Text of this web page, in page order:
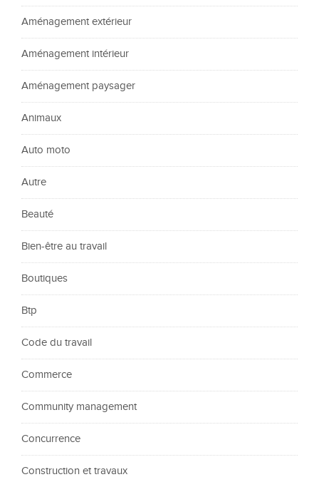
Aménagement extérieur
Aménagement intérieur
Aménagement paysager
Animaux
Auto moto
Autre
Beauté
Bien-être au travail
Boutiques
Btp
Code du travail
Commerce
Community management
Concurrence
Construction et travaux